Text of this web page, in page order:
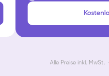
Alle Preise inkl.